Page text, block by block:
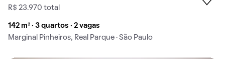
R$ 23.970 total
142 m² · 3 quartos · 2 vagas
Marginal Pinheiros, Real Parque · São Paulo